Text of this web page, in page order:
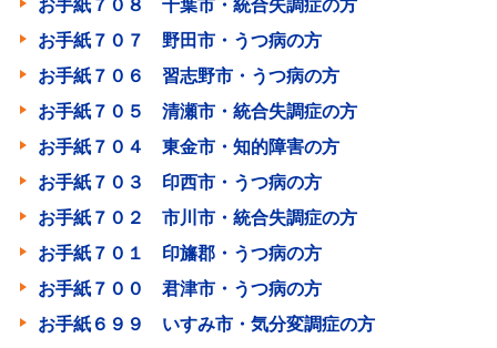
お手紙７０８ 千葉市・統合失調症の方
お手紙７０７ 野田市・うつ病の方
お手紙７０６ 習志野市・うつ病の方
お手紙７０５ 清瀬市・統合失調症の方
お手紙７０４ 東金市・知的障害の方
お手紙７０３ 印西市・うつ病の方
お手紙７０２ 市川市・統合失調症の方
お手紙７０１ 印旛郡・うつ病の方
お手紙７００ 君津市・うつ病の方
お手紙６９９ いすみ市・気分変調症の方